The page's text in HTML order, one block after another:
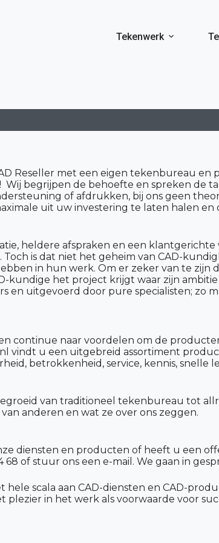
Tekenwerk
Reseller met een eigen tekenbureau
Wij begrijpen de behoefte en spreken de
of afdrukken, bij ons geen
uit uw investering te laten halen
heldere afspraken en een
is dat niet het geheim van CAD-
in hun werk. Om er zeker van te zijn
kundige het project krijgt waar zijn
en uitgevoerd door pure specialisten; zo
continue naar voordelen om de
vindt u een uitgebreid assortiment
betrokkenheid, service, kennis, snelle
van traditioneel tekenbureau tot
anderen en wat ze over ons zeggen.
diensten en producten of heeft u een
68 of stuur ons een e-mail. We gaan in
hele scala aan CAD-diensten en CAD-
plezier in het werk als voorwaarde voor